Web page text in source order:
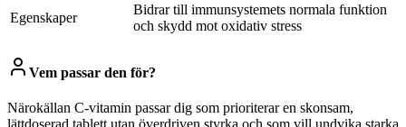
Egenskaper
Bidrar till immunsystemets normala funktion
och skydd mot oxidativ stress
Vem passar den för?
Närokällan C-vitamin passar dig som prioriterar en skonsam,
lättdoserad tablett utan överdriven styrka och som vill undvika starka